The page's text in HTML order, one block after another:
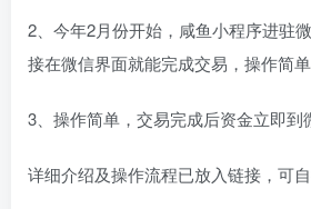
2、今年2月份开始，咸鱼小程序进驻
接在微信界面就能完成交易，操作简单
3、操作简单，交易完成后资金立即到
详细介绍及操作流程已放入链接，可自